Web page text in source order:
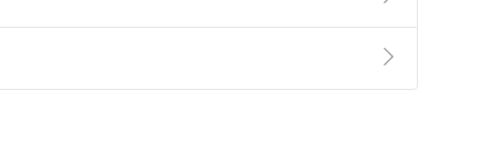
第2條第5款之規定，「非以有形媒介提供之數位